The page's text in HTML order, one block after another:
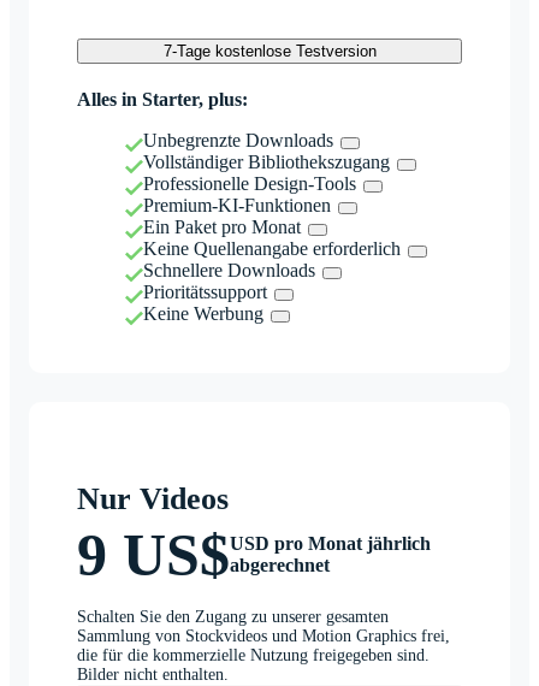
7-Tage kostenlose Testversion
Alles in Starter, plus:
Unbegrenzte Downloads
Vollständiger Bibliothekszugang
Professionelle Design-Tools
Premium-KI-Funktionen
Ein Paket pro Monat
Keine Quellenangabe erforderlich
Schnellere Downloads
Prioritätssupport
Keine Werbung
Nur Videos
9 US$USD pro Monat jährlich
abgerechnet
Schalten Sie den Zugang zu unserer gesamten
Sammlung von Stockvideos und Motion Graphics frei,
die für die kommerzielle Nutzung freigegeben sind.
Bilder nicht enthalten.